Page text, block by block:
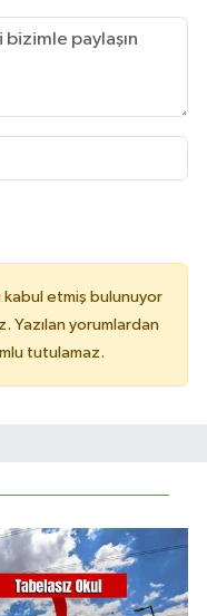
kabul etmiş bulunuyor
Yazılan yorumlardan
tutulamaz.